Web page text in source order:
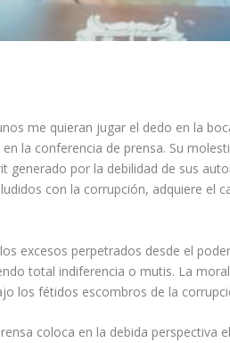
me quieran jugar el dedo en la
la conferencia de prensa. Su
generado por la debilidad de sus
con la corrupción, adquiere
excesos perpetrados desde el
total indiferencia o mutis. La
los fétidos escombros de la
coloca en la debida perspectiva